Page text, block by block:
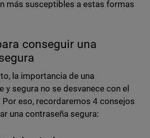
más susceptibles a estas formas
conseguir una
la importancia de una
y segura no se desvanece con el
eso, recordaremos 4 consejos
una contraseña segura: